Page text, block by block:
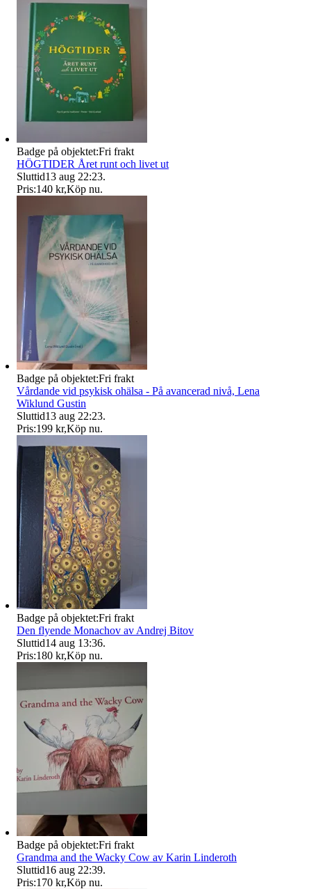
Badge på objektet:Fri frakt
HÖGTIDER Året runt och livet ut
Sluttid13 aug 22:23.
Pris:140 kr,Köp nu.
Badge på objektet:Fri frakt
Vårdande vid psykisk ohälsa - På avancerad nivå, Lena
Wiklund Gustin
Sluttid13 aug 22:23.
Pris:199 kr,Köp nu.
Badge på objektet:Fri frakt
Den flyende Monachov av Andrej Bitov
Sluttid14 aug 13:36.
Pris:180 kr,Köp nu.
Badge på objektet:Fri frakt
Grandma and the Wacky Cow av Karin Linderoth
Sluttid16 aug 22:39.
Pris:170 kr,Köp nu.